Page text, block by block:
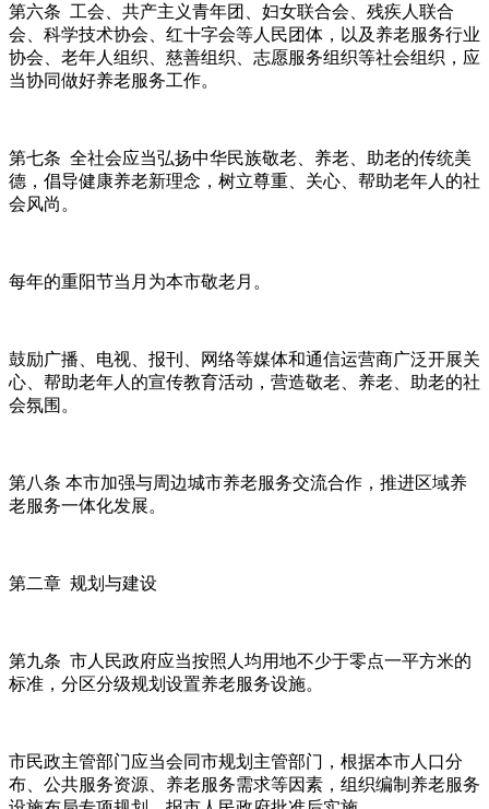
第六条 工会、共产主义青年团、妇女联合会、残疾人联合
会、科学技术协会、红十字会等人民团体，以及养老服务行业
协会、老年人组织、慈善组织、志愿服务组织等社会组织，应
当协同做好养老服务工作。
第七条 全社会应当弘扬中华民族敬老、养老、助老的传统美
德，倡导健康养老新理念，树立尊重、关心、帮助老年人的社
会风尚。
每年的重阳节当月为本市敬老月。
鼓励广播、电视、报刊、网络等媒体和通信运营商广泛开展关
心、帮助老年人的宣传教育活动，营造敬老、养老、助老的社
会氛围。
第八条 本市加强与周边城市养老服务交流合作，推进区域养
老服务一体化发展。
第二章 规划与建设
第九条 市人民政府应当按照人均用地不少于零点一平方米的
标准，分区分级规划设置养老服务设施。
市民政主管部门应当会同市规划主管部门，根据本市人口分
布、公共服务资源、养老服务需求等因素，组织编制养老服务